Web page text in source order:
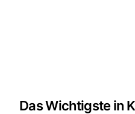
Das Wichtigste in